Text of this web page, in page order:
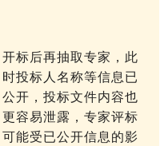
开标后再抽取专家，此
时投标人名称等信息已
公开，投标文件内容也
更容易泄露，专家评标
可能受已公开信息的影